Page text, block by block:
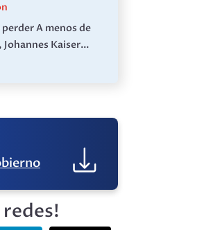
A menos de
Johannes Kaiser...